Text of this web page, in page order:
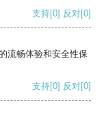
支持[0] 反对[0]
流畅体验和安全性保
支持[0] 反对[0]